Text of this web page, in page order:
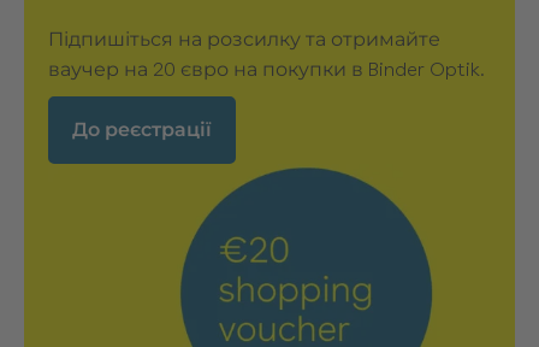
Підпишіться на розсилку та отримайте
ваучер на 20 євро на покупки в Binder Optik.
До реєстрації